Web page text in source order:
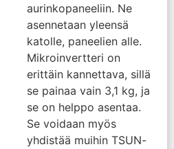
aurinkopaneeliin. Ne
asennetaan yleensä
katolle, paneelien alle.
Mikroinvertteri on
erittäin kannettava, sillä
se painaa vain 3,1 kg, ja
se on helppo asentaa.
Se voidaan myös
yhdistää muihin TSUN-